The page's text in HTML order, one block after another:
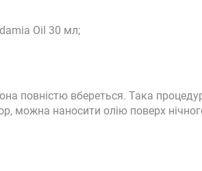
Oil 30 мл;
повністю вбереться. Така
можна наносити олію поверх